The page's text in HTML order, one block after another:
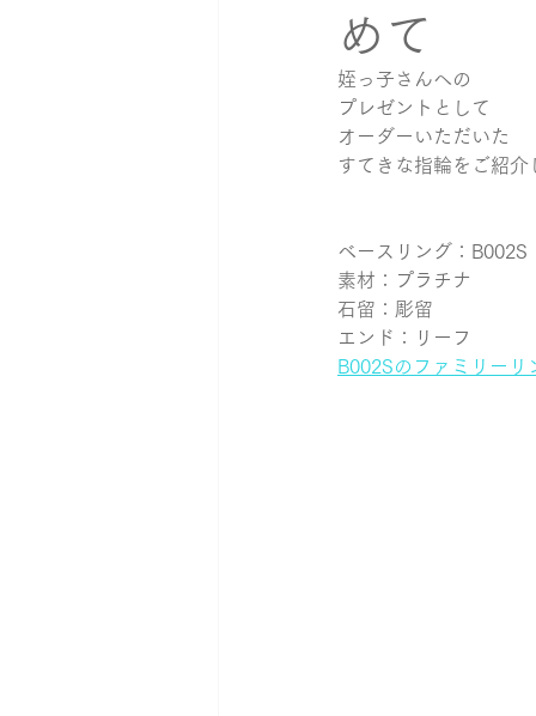
カラーダイヤモンド
リングの誕生秘話 育児
めて
姪っ子さんへの
プレゼントとして
オーダーいただいた
すてきな指輪をご紹介
ベースリング：B002S
素材：プラチナ
石留：彫留
エンド：リーフ
B002Sのファミリーリ